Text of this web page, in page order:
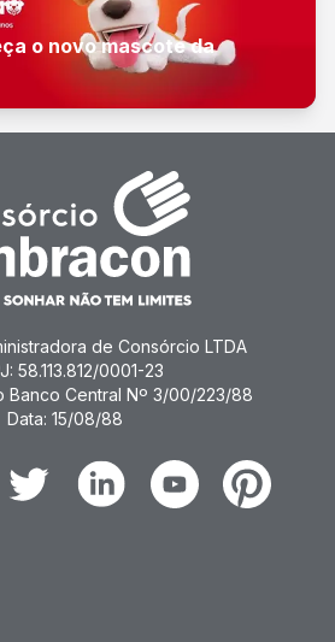
o novo mascote da
de Consórcio LTDA
58.113.812/0001-23
Banco Central Nº 3/00/223/88
Data: 15/08/88
Twitter LinkedinYoutubePinterest